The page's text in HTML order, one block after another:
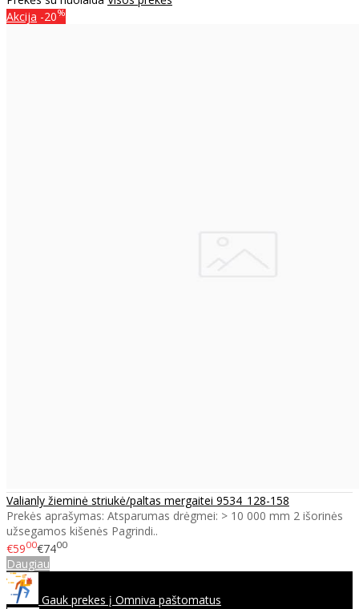
Akcija -20%
Valianly žieminė striukė/paltas mergaitei 9534_128-158
Prekės aprašymas: Atsparumas drėgmei: > 10 000 mm 2 išorinės
užsegamos kišenės Pagrindi..
€5900€7400
Daugiau
Gauk prekes į Omniva paštomatus